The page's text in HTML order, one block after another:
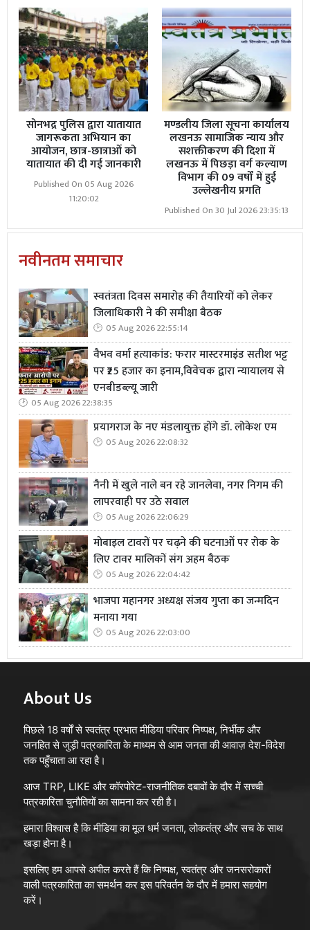
सोनभद्र पुलिस द्वारा यातायात
जागरूकता अभियान का
आयोजन, छात्र-छात्राओं को
यातायात की दी गई जानकारी
Published On 05 Aug 2026
11:20:02
मण्डलीय जिला सूचना कार्यालय
लखनऊ सामाजिक न्याय और
सशक्तीकरण की दिशा में
लखनऊ में पिछड़ा वर्ग कल्याण
विभाग की 09 वर्षों में हुई
उल्लेखनीय प्रगति
Published On 30 Jul 2026 23:35:13
नवीनतम समाचार
स्वतंत्रता दिवस समारोह की तैयारियों को लेकर
जिलाधिकारी ने की समीक्षा बैठक
05 Aug 2026 22:55:14
वैभव वर्मा हत्याकांड: फरार मास्टरमाइंड सतीश भट्ट
पर ₹25 हजार का इनाम,विवेचक द्वारा न्यायालय से
एनबीडब्ल्यू जारी
05 Aug 2026 22:38:35
प्रयागराज के नए मंडलायुक्त होंगे डॉ. लोकेश एम
05 Aug 2026 22:08:32
नैनी में खुले नाले बन रहे जानलेवा, नगर निगम की
लापरवाही पर उठे सवाल
05 Aug 2026 22:06:29
मोबाइल टावरों पर चढ़ने की घटनाओं पर रोक के
लिए टावर मालिकों संग अहम बैठक
05 Aug 2026 22:04:42
भाजपा महानगर अध्यक्ष संजय गुप्ता का जन्मदिन
मनाया गया
05 Aug 2026 22:03:00
About Us
पिछले 18 वर्षों से स्वतंत्र प्रभात मीडिया परिवार निष्पक्ष, निर्भीक और
जनहित से जुड़ी पत्रकारिता के माध्यम से आम जनता की आवाज़ देश-विदेश
तक पहुँचाता आ रहा है।
आज TRP, LIKE और कॉरपोरेट-राजनीतिक दबावों के दौर में सच्ची
पत्रकारिता चुनौतियों का सामना कर रही है।
हमारा विश्वास है कि मीडिया का मूल धर्म जनता, लोकतंत्र और सच के साथ
खड़ा होना है।
इसलिए हम आपसे अपील करते हैं कि निष्पक्ष, स्वतंत्र और जनसरोकारों
वाली पत्रकारिता का समर्थन कर इस परिवर्तन के दौर में हमारा सहयोग
करें।